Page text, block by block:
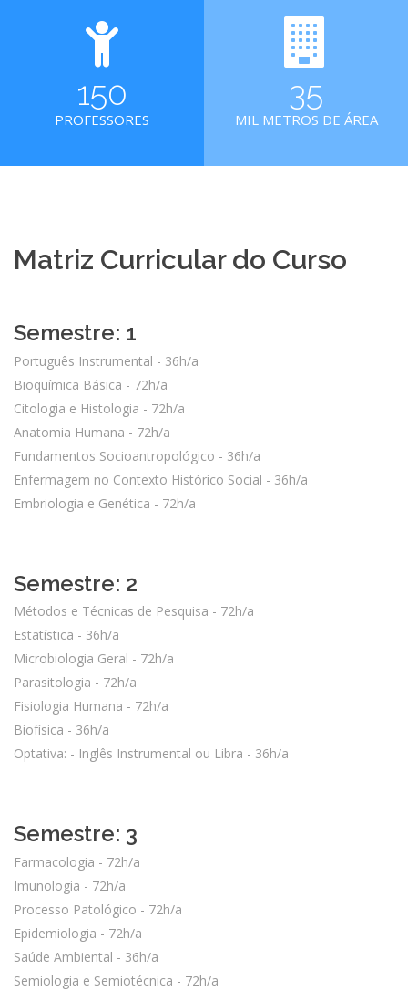
150
PROFESSORES
35
MIL METROS DE ÁREA
Matriz Curricular do Curso
Semestre: 1
Português Instrumental - 36h/a
Bioquímica Básica - 72h/a
Citologia e Histologia - 72h/a
Anatomia Humana - 72h/a
Fundamentos Socioantropológico - 36h/a
Enfermagem no Contexto Histórico Social - 36h/a
Embriologia e Genética - 72h/a
Semestre: 2
Métodos e Técnicas de Pesquisa - 72h/a
Estatística - 36h/a
Microbiologia Geral - 72h/a
Parasitologia - 72h/a
Fisiologia Humana - 72h/a
Biofísica - 36h/a
Optativa: - Inglês Instrumental ou Libra - 36h/a
Semestre: 3
Farmacologia - 72h/a
Imunologia - 72h/a
Processo Patológico - 72h/a
Epidemiologia - 72h/a
Saúde Ambiental - 36h/a
Semiologia e Semiotécnica - 72h/a